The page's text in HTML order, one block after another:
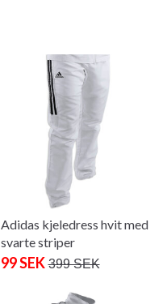
Adidas kjeledress hvit med
svarte striper
99 SEK 399 SEK